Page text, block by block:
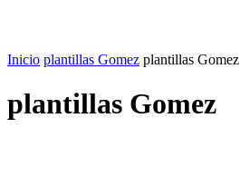
Inicio plantillas Gomez plantillas Gomez
plantillas Gomez